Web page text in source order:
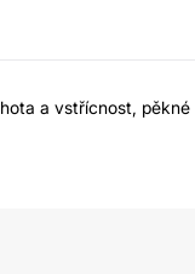
a vstřícnost, pěkné